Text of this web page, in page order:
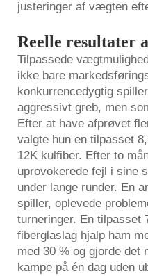
justeringer af vægten
Reelle resultater
Tilpassede
ikke bare
konkurrencedygtig
aggressivt greb, men
Efter at have afprøvet
valgte hun en tilpasset
12K kulfiber. Efter to
uprovokerede fejl i sine
under lange runder. En
spiller, oplevede
turneringer. En tilpasset
fiberglaslag hjalp ham
med 30 % og gjorde det
kampe på én dag uden